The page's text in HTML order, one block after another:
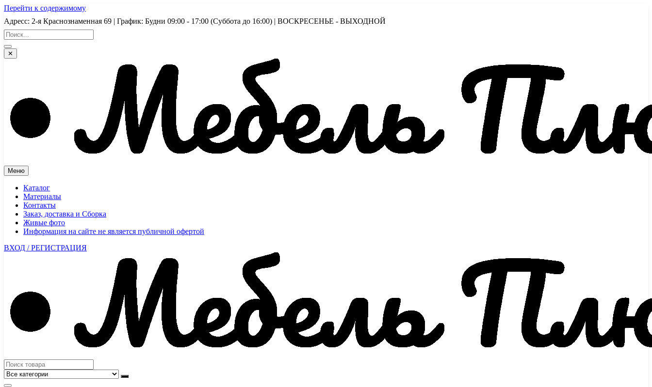
Перейти к содержимому
Адресс: 2-я Краснознаменная 69 | График: Будни 09:00 - 17:00 (Суббота до 16:00) | ВОСКРЕСЕНЬЕ - ВЫХОДНОЙ
✕
Меню
Каталог
Материалы
Контакты
Заказ, доставка и Сборка
Живые фото
Информация на сайте не является публичной офертой
ВХОД / РЕГИСТРАЦИЯ